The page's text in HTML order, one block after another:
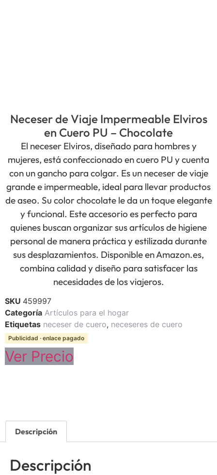
Neceser de Viaje Impermeable Elviros
en Cuero PU – Chocolate
El neceser Elviros, diseñado para hombres y
mujeres, está confeccionado en cuero PU y cuenta
con un gancho para colgar. Es un neceser de viaje
grande e impermeable, ideal para llevar productos
de aseo. Su color chocolate le da un toque elegante
y funcional. Este accesorio es perfecto para
quienes buscan organizar sus artículos de higiene
personal de manera práctica y estilizada durante
sus desplazamientos. Disponible en Amazon.es,
combina calidad y diseño para satisfacer las
necesidades de los viajeros.
SKU 459997
Categoría Artículos para el hogar
Etiquetas neceser de cuero, neceseres de cuero
Publicidad · enlace pagado
Ver Precio
Descripción
Descripción